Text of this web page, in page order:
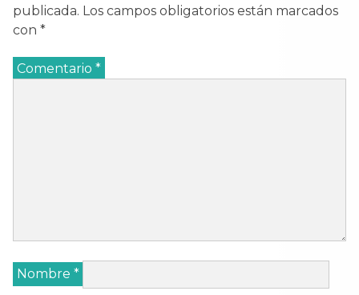
publicada. Los campos obligatorios están marcados
con *
Comentario *
Nombre *